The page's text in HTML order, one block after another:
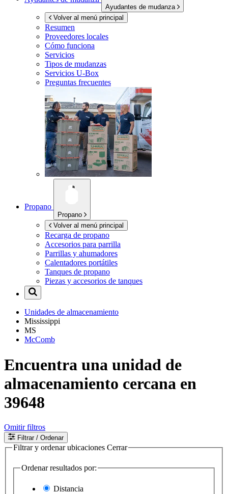
Ayudantes de mudanza
Volver al menú principal
Resumen
Proveedores locales
Cómo funciona
Servicios
Tipos de mudanzas
Servicios U-Box
Preguntas frecuentes
Propano
Propano
Volver al menú principal
Recarga de propano
Accesorios para parrilla
Parrillas y ahumadores
Calentadores portátiles
Tanques de propano
Piezas y accesorios de tanques
Unidades de almacenamiento
Mississippi
MS
McComb
Encuentra una unidad de
almacenamiento cercana en
39648
Omitir filtros
Filtrar / Ordenar
Filtrar y ordenar ubicaciones Cerrar
Ordenar resultados por:
Distancia